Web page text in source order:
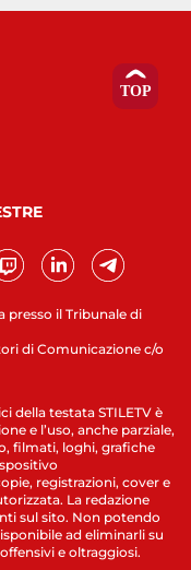
presso il Tribunale di
di Comunicazione c/o
della testata STILETV è
e l’uso, anche parziale,
filmati, loghi, grafiche
registrazioni, cover e
La redazione
sul sito. Non potendo
ad eliminarli su
e oltraggiosi.